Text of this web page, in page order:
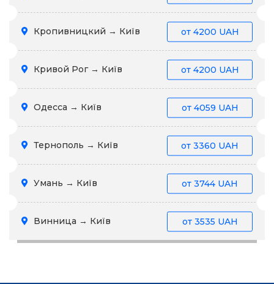
Кропивницкий → Київ от 4200 UAH
Кривой Рог → Київ от 4200 UAH
Одесса → Київ от 4059 UAH
Тернополь → Київ от 3360 UAH
Умань → Київ от 3744 UAH
Винница → Київ от 3535 UAH